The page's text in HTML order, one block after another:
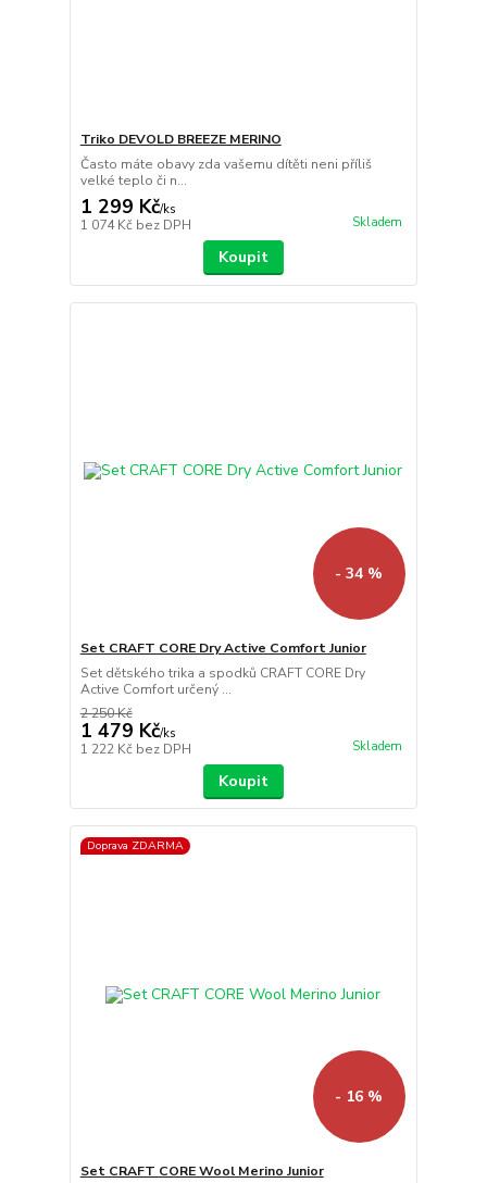
Triko DEVOLD BREEZE MERINO
Často máte obavy zda vašemu dítěti neni příliš
velké teplo či n...
1 299 Kč/ks
1 074 Kč bez DPH Skladem
Koupit
- 34 %
Set CRAFT CORE Dry Active Comfort Junior
Set dětského trika a spodků CRAFT CORE Dry
Active Comfort určený ...
2 250 Kč
1 479 Kč/ks
1 222 Kč bez DPH Skladem
Koupit
Doprava ZDARMA
- 16 %
Set CRAFT CORE Wool Merino Junior